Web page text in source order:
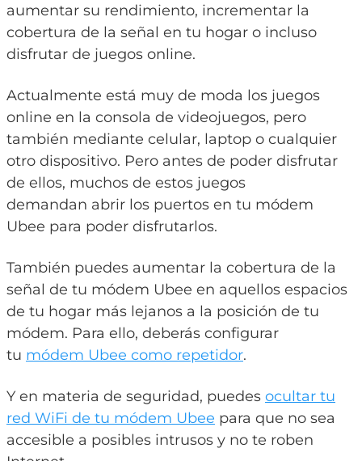
aumentar su rendimiento, incrementar la
cobertura de la señal en tu hogar o incluso
disfrutar de juegos online.
Actualmente está muy de moda los juegos
online en la consola de videojuegos, pero
también mediante celular, laptop o cualquier
otro dispositivo. Pero antes de poder disfrutar
de ellos, muchos de estos juegos
demandan abrir los puertos en tu módem
Ubee para poder disfrutarlos.
También puedes aumentar la cobertura de la
señal de tu módem Ubee en aquellos espacios
de tu hogar más lejanos a la posición de tu
módem. Para ello, deberás configurar
tu módem Ubee como repetidor.
Y en materia de seguridad, puedes ocultar tu
red WiFi de tu módem Ubee para que no sea
accesible a posibles intrusos y no te roben